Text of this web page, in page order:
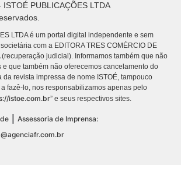
PUBLICAÇÕES LTDA
LTDA é um portal digital independente e sem
com a EDITORA TRES COMÉRCIO DE
(recuperação judicial). Informamos também que não
que também não oferecemos cancelamento do
da revista impressa de nome ISTOÉ, tampouco
fazê-lo, nos responsabilizamos apenas pelo
istoe.com.br” e seus respectivos sites.
Assessoria de Imprensa: